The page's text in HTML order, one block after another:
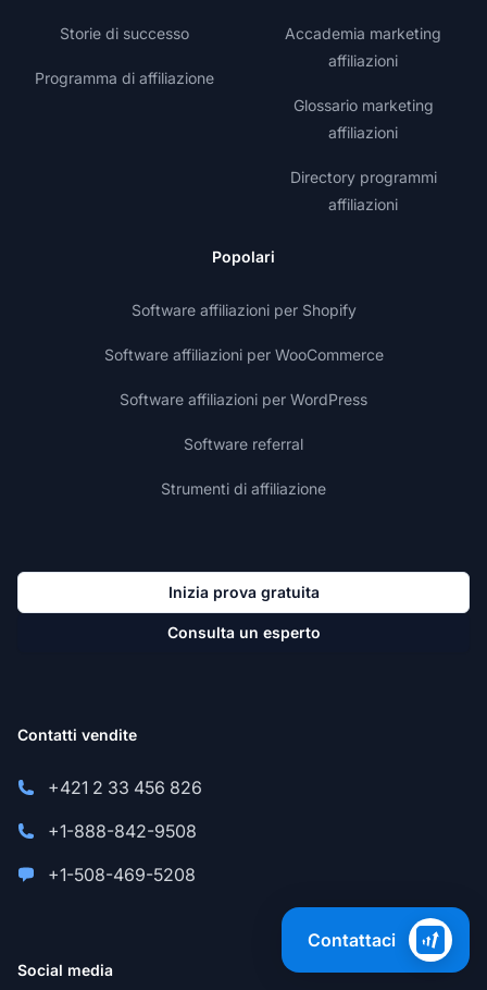
Storie di successo
Programma di affiliazione
Accademia marketing
affiliazioni
Glossario marketing
affiliazioni
Directory programmi
affiliazioni
Popolari
Software affiliazioni per Shopify
Software affiliazioni per WooCommerce
Software affiliazioni per WordPress
Software referral
Strumenti di affiliazione
Inizia prova gratuita
Consulta un esperto
Contatti vendite
+421 2 33 456 826
+1-888-842-9508
+1-508-469-5208
Social media
Contattaci